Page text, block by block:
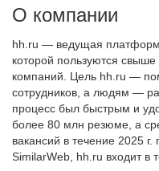
О компании
hh.ru — ведущая
которой пользуются
компаний. Цель hh.ru —
сотрудников, а людям —
процесс был быстрым и
более 80 млн резюме, а
вакансий в течение 2025
SimilarWeb, hh.ru входит в